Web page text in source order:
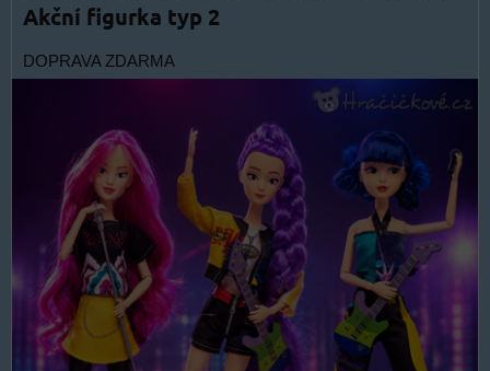
Akční figurka typ 2
DOPRAVA ZDARMA